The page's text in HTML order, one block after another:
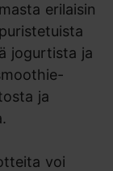
erilaisin
jogurtista ja
ja
voi